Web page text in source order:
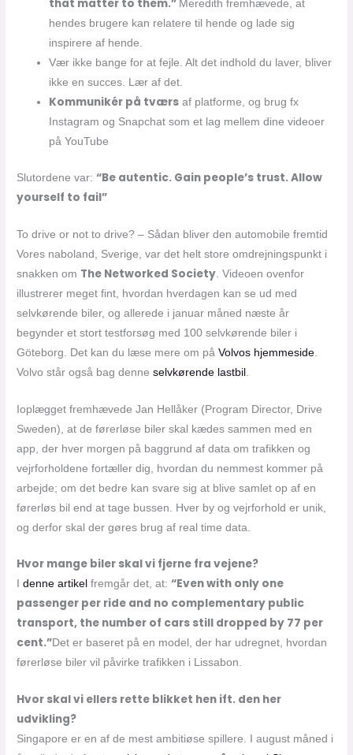
that matter to them.” Meredith fremhævede, at
hendes brugere kan relatere til hende og lade sig
inspirere af hende.
Vær ikke bange for at fejle. Alt det indhold du laver, bliver
ikke en succes. Lær af det.
Kommunikér på tværs af platforme, og brug fx
Instagram og Snapchat som et lag mellem dine videoer
på YouTube
Slutordene var:“Be autentic. Gain people’s trust. Allow
yourself to fail”
To drive or not to drive? – Sådan bliver den automobile fremtid
Vores naboland, Sverige, var det helt store omdrejningspunkt i
snakken om The Networked Society . Videoen ovenfor
illustrerer meget fint, hvordan hverdagen kan se ud med
selvkørende biler, og allerede i januar måned næste år
begynder et stort testforsøg med 100 selvkørende biler i
Göteborg. Det kan du læse mere om påVolvos hjemmeside
Volvo står også bag denneselvkørende lastbil
Ioplægget fremhævede Jan Hellåker (Program Director, Drive
Sweden), at de førerløse biler skal kædes sammen med en
app, der hver morgen på baggrund af data om trafikken og
vejrforholdene fortæller dig, hvordan du nemmest kommer på
arbejde; om det bedre kan svare sig at blive samlet op af en
førerløs bil end at tage bussen. Hver by og vejrforhold er unik,
og derfor skal der gøres brug af real time data.
Hvor mange biler skal vi fjerne fra vejene?
Idenne artikel fremgår det, at:“Even with only one
passenger per ride and no complementary public
transport, the number of cars still dropped by 77 per
cent.”Det er baseret på en model, der har udregnet, hvordan
førerløse biler vil påvirke trafikken i Lissabon.
Hvor skal vi ellers rette blikket hen ift. den her
udvikling?
Singapore er en af de mest ambitiøse spillere. I august måned i